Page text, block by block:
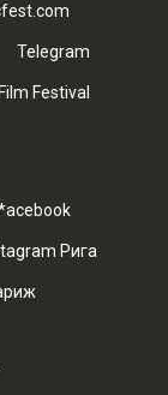
Telegram
Festival
Рига